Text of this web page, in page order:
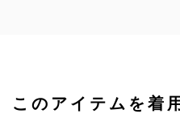
このアイテムを着